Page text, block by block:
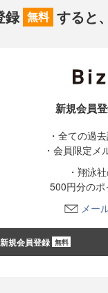
録 無料 すると
新規会員
・全ての過
・会員限定メ
・翔泳
500円分のポ
メー
新規会員登録 無料